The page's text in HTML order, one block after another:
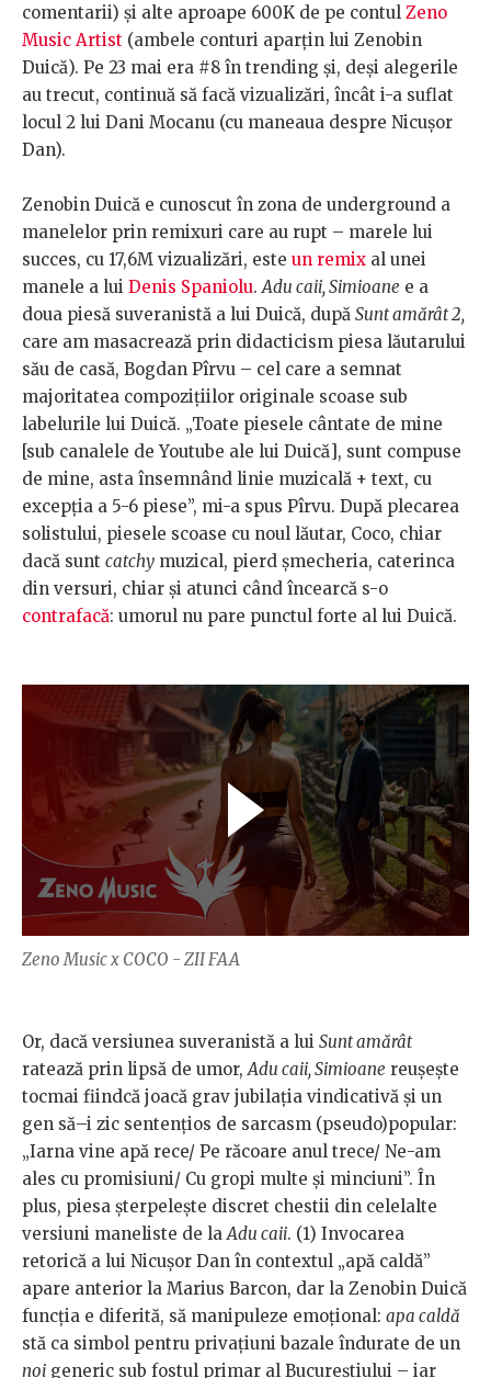
comentarii) și alte aproape 600K de pe contul Zeno
Music Artist (ambele conturi aparțin lui Zenobin
Duică). Pe 23 mai era #8 în trending și, deși alegerile
au trecut, continuă să facă vizualizări, încât i-a suflat
locul 2 lui Dani Mocanu (cu maneaua despre Nicușor
Dan).
Zenobin Duică e cunoscut în zona de underground a
manelelor prin remixuri care au rupt – marele lui
succes, cu 17,6M vizualizări, este un remix al unei
manele a lui Denis Spaniolu.Adu caii, Simioane e a
doua piesă suveranistă a lui Duică, după Sunt amărât 2,
care am masacrează prin didacticism piesa lăutarului
său de casă, Bogdan Pîrvu – cel care a semnat
majoritatea compozițiilor originale scoase sub
labelurile lui Duică. „Toate piesele cântate de mine
[sub canalele de Youtube ale lui Duică], sunt compuse
de mine, asta însemnând linie muzicală + text, cu
excepția a 5-6 piese”, mi-a spus Pîrvu. După plecarea
solistului, piesele scoase cu noul lăutar, Coco, chiar
dacă sunt catchy muzical, pierd șmecheria, caterinca
din versuri, chiar și atunci când încearcă s-o
contrafacă: umorul nu pare punctul forte al lui Duică.
Zeno Music x COCO - ZII FAA
Or, dacă versiunea suveranistă a lui Sunt amărât
ratează prin lipsă de umor,Adu caii, Simioane reușește
tocmai fiindcă joacă grav jubilația vindicativă și un
gen să–i zic sentențios de sarcasm (pseudo)popular:
„Iarna vine apă rece/ Pe răcoare anul trece/ Ne-am
ales cu promisiuni/ Cu gropi multe și minciuni”. În
plus, piesa șterpelește discret chestii din celelalte
versiuni maneliste de laAdu caii. (1) Invocarea
retorică a lui Nicușor Dan în contextul „apă caldă”
apare anterior la Marius Barcon, dar la Zenobin Duică
funcția e diferită, să manipuleze emoțional: apa caldă
stă ca simbol pentru privațiuni bazale îndurate de un
noi generic sub fostul primar al Bucureștiului – iar